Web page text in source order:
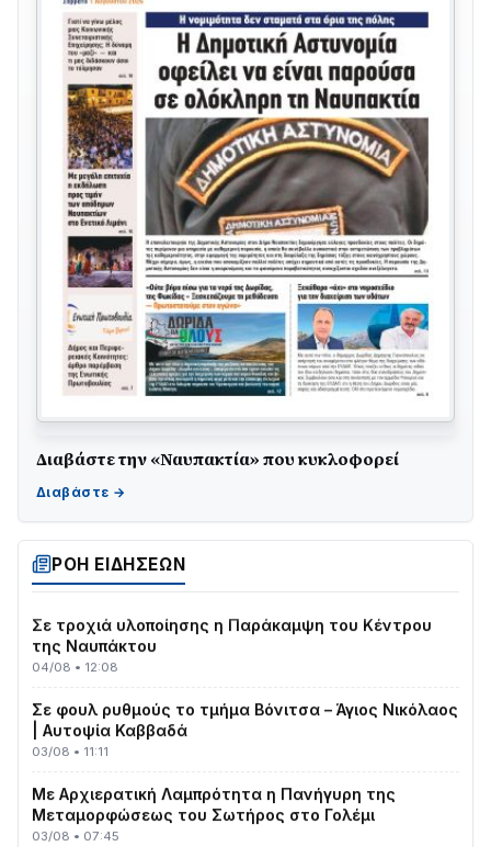
Διαβάστε την «Ναυπακτία» που κυκλοφορεί
ΡΟΗ ΕΙΔΗΣΕΩΝ
ΤΟ ΠΑΡΤΥ ΣΥΝΕΧΙΖΕΤΑΙ…
05/08 • 08:41
Στο σκοτάδι μεγάλο μέρος στο Λυγιά Ναυπάκτου
04/08 • 19:47
της Ναυπάκτου
04/08 • 12:08
| Αυτοψία Καββαδά
03/08 • 11:11
Μεταμορφώσεως του Σωτήρος στο Γολέμι
03/08 • 07:45